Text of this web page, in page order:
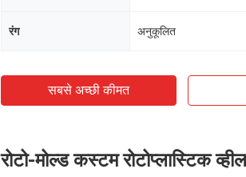
रंग अनुकूलित
सबसे अच्छी कीमत
रोटो-मोल्ड कस्टम रोटोप्लास्टिक